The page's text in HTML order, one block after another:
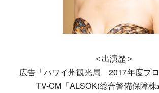
＜出演歴＞
広告「ハワイ州観光局 2017年度プロ
TV-CM「ALSOK(総合警備保障株